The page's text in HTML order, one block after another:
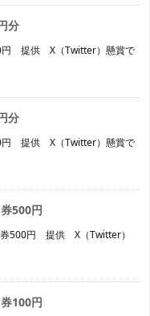
分
提供 X（Twitter）懸賞で
分
提供 X（Twitter）懸賞で
500円
500円 提供 X（Twitter）
100円